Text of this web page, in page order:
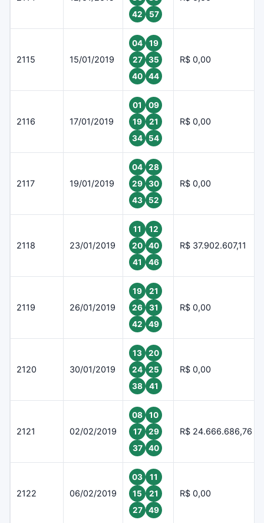
42
57
2115 15/01/2019
04
19
27
35
40
44
R$ 0,00
2116 17/01/2019
01
09
19
21
34
54
R$ 0,00
2117 19/01/2019
04
28
29
30
43
52
R$ 0,00
2118 23/01/2019
11
12
20
40
41
46
R$ 37.902.607,11
2119 26/01/2019
19
21
26
31
42
49
R$ 0,00
2120 30/01/2019
13
20
24
25
38
41
R$ 0,00
2121 02/02/2019
08
10
17
29
37
40
R$ 24.666.686,76
2122 06/02/2019
03
11
15
21
27
49
R$ 0,00